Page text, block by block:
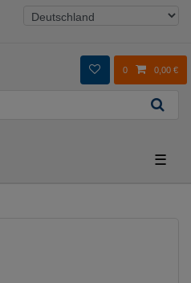
0 0,00 €
☰